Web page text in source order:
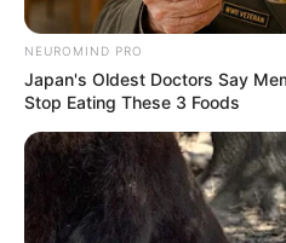
Hotels im Allgäu in Oberstdorf
Unter den
besitzt das
seinen
und den dazwischen
Bergseen eine herausragende
NEUROMIND PRO
Japan's Oldest Doctors Say
Stop Eating These 3 Foods